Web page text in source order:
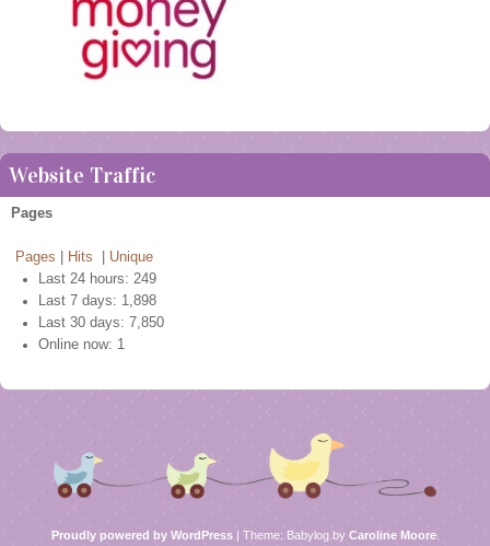
Website Traffic
Pages
Pages Hits
Unique
Last 24 hours:249
Last 7 days: 1,898
Last 30 days: 7,850
Online now: 1
Proudly powered by WordPress | Theme: Babylog by Caroline Moore.